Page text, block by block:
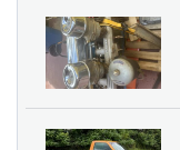
e
r
c
e
c